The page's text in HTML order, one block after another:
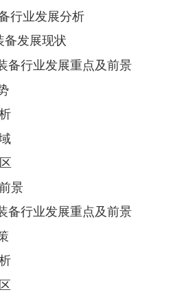
行业发展分析
备发展现状
备行业发展重点及前景
景
备行业发展重点及前景